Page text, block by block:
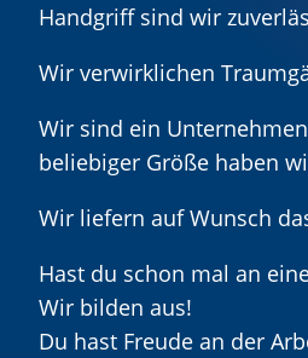
Handgriff sind wir
Wir verwirklichen
Wir sind ein
beliebiger Größe haben
Wir liefern auf Wunsch
Hast du schon mal an
Wir bilden aus!
Du hast Freude an der